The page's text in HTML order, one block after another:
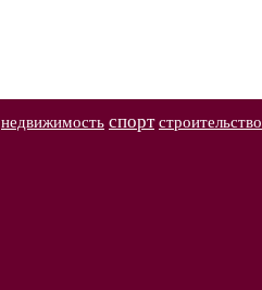
недвижимость спорт строительство